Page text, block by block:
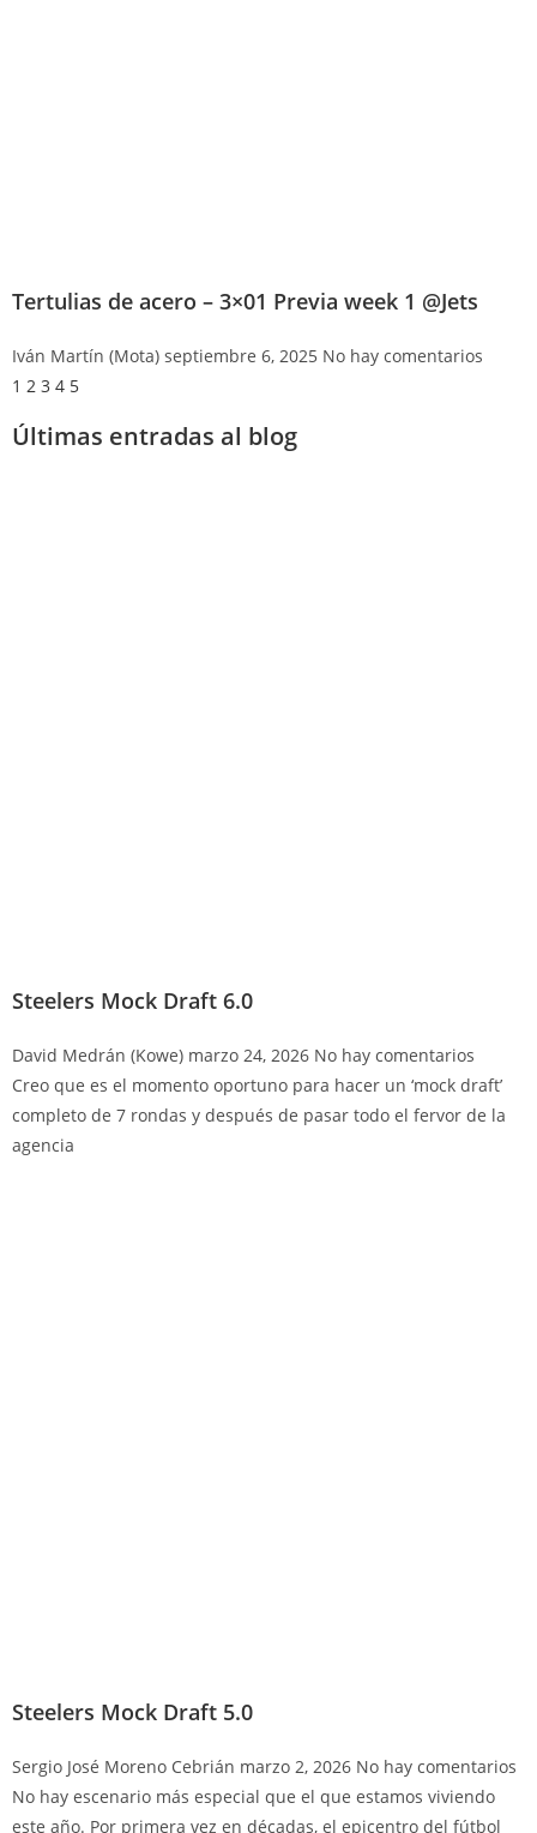
Tertulias de acero – 3×01 Previa week 1 @Jets
Iván Martín (Mota) septiembre 6, 2025 No hay comentarios
1 2 3 4 5
Últimas entradas al blog
Steelers Mock Draft 6.0
David Medrán (Kowe) marzo 24, 2026 No hay comentarios
Creo que es el momento oportuno para hacer un ‘mock draft’
completo de 7 rondas y después de pasar todo el fervor de la
agencia
Steelers Mock Draft 5.0
Sergio José Moreno Cebrián marzo 2, 2026 No hay comentarios
No hay escenario más especial que el que estamos viviendo
este año. Por primera vez en décadas, el epicentro del fútbol